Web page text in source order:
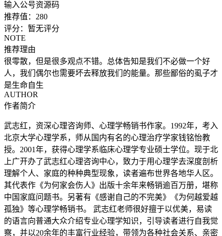
输入公号资源码
推荐值： 280
评分： 暂无评分
NOTE
推荐理由
很零散，但是很多观点不错。总体告知是我们不必做一个好
人，我们偶尔也需要坏去释放我们的能量。那些鄙俗的虱子才
是生命自生
AUTHOR
作者简介
武志红，资深心理咨询师、心理学畅销书作家。1992年，考入
北京大学心理学系，师从国内有名的心理治疗学家钱铭怡教
授。2001年，获得心理学系临床心理学专业硕士学位。现于北
上广开办了武志红心理咨询中心，致力于用心理学去深度剖析
理解个人、家庭的种种典型现象，读者遍布世界各地华人区。
其代表作《为何家会伤人》出版十余年来畅销逾百万册，堪称
中国家庭问题书。另著有《感谢自己的不完美》《为何越爱越
孤独》等心理学畅销书。 武志红老师很好擅于以优美，易读
的语言向普通大众介绍专业心理学知识，引导读者进行自我觉
察，并以20余年的丰富行业经验，带领为各种社会关系、亲密